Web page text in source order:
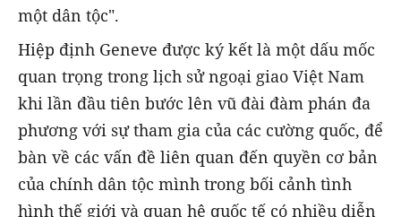
một dân tộc".
Hiệp định Geneve được ký kết là một dấu mốc
quan trọng trong lịch sử ngoại giao Việt Nam
khi lần đầu tiên bước lên vũ đài đàm phán đa
phương với sự tham gia của các cường quốc, để
bàn về các vấn đề liên quan đến quyền cơ bản
của chính dân tộc mình trong bối cảnh tình
hình thế giới và quan hệ quốc tế có nhiều diễn